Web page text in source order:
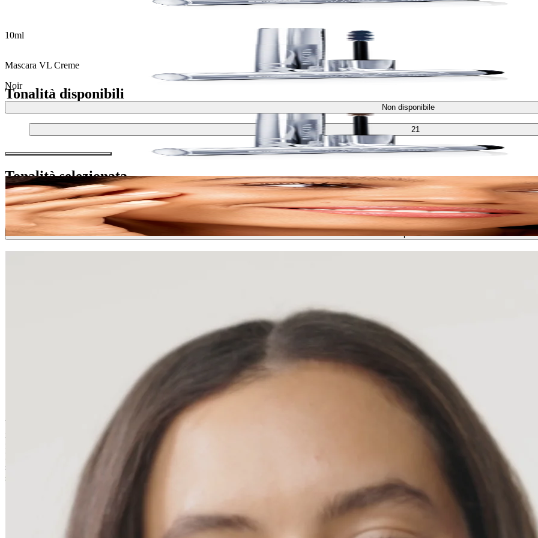
10ml
Tonalità disponibili
21
Tonalità selezionata
Non disponibile
Mascara VL Creme
Noir
Non disponibile
Volume e lunghezza: l’abbinamento perfetto per uno sguardo
intenso. Arricchita con principi attivi rigeneranti e idratanti, la
formula di questo mascara si prende cura delle tue ciglia donando
loro una lunghezza spettacolare e un volume mozzafiato. Il suo
scovolino professionale consente un'applicazione precisa per
separare, allungare e ispessire le ciglia senza sovraccarico.
Volume e lunghezza: la combinazione perfetta per uno sguardo intenso